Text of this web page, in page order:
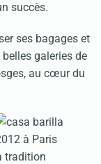
succès.
ses bagages et
galeries de
au cœur du
tradition